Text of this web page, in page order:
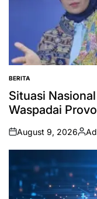
POSTED
IN
BERITA
Situasi
Waspadai
on
August 9, 2026
by